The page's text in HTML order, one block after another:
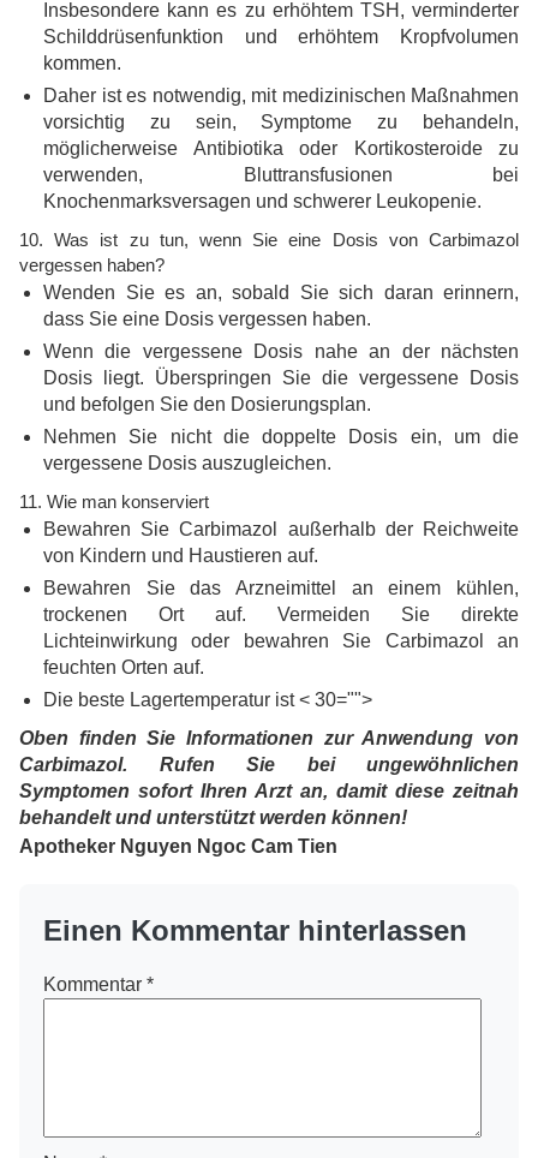
Insbesondere kann es zu erhöhtem TSH, verminderter
Schilddrüsenfunktion und erhöhtem Kropfvolumen
kommen.
Daher ist es notwendig, mit medizinischen Maßnahmen
vorsichtig zu sein, Symptome zu behandeln,
möglicherweise Antibiotika oder Kortikosteroide zu
verwenden, Bluttransfusionen bei
Knochenmarksversagen und schwerer Leukopenie.
10. Was ist zu tun, wenn Sie eine Dosis von Carbimazol
vergessen haben?
Wenden Sie es an, sobald Sie sich daran erinnern,
dass Sie eine Dosis vergessen haben.
Wenn die vergessene Dosis nahe an der nächsten
Dosis liegt. Überspringen Sie die vergessene Dosis
und befolgen Sie den Dosierungsplan.
Nehmen Sie nicht die doppelte Dosis ein, um die
vergessene Dosis auszugleichen.
11. Wie man konserviert
Bewahren Sie Carbimazol außerhalb der Reichweite
von Kindern und Haustieren auf.
Bewahren Sie das Arzneimittel an einem kühlen,
trockenen Ort auf. Vermeiden Sie direkte
Lichteinwirkung oder bewahren Sie Carbimazol an
feuchten Orten auf.
Die beste Lagertemperatur ist < 30="">
Oben finden Sie Informationen zur Anwendung von
Carbimazol. Rufen Sie bei ungewöhnlichen
Symptomen sofort Ihren Arzt an, damit diese zeitnah
behandelt und unterstützt werden können!
Apotheker Nguyen Ngoc Cam Tien
Einen Kommentar hinterlassen
Kommentar *